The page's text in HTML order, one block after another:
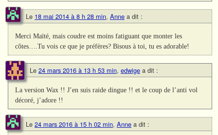
Le 18 mai 2014 à 8 h 28 min, Anne a dit :
Merci Maïté, mais coudre est moins fatiguant que monter les
côtes….Tu vois ce que je préfères? Bisous à toi, tu es adorable!
Le 24 mars 2016 à 13 h 53 min, edwige a dit :
La version Wax !! J’en suis raide dingue !! et le coup de l’anti vol
décoré, j’adore !!
Le 24 mars 2016 à 15 h 02 min, Anne a dit :